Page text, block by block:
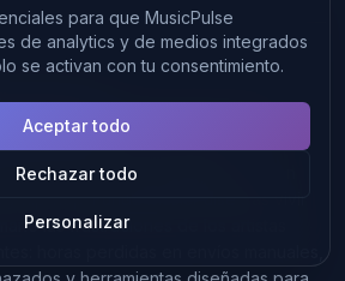
Benlolo
es un creador de productos y
con 10 años de experiencia en
las frustraciones de los artistas
para que MusicPulse
de analytics y de medios integrados
se activan con tu consentimiento.
Personalizar
Rechazar todo
Aceptar todo